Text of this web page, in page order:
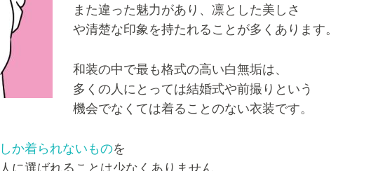
また違った魅力があり、凛とした美しさ
や清楚な印象を持たれることが多くあります。
和装の中で最も格式の高い白無垢は、
多くの人にとっては結婚式や前撮りという
機会でなくては着ることのない衣装です。
か着られないものを
に選ばれることは少なくありません。